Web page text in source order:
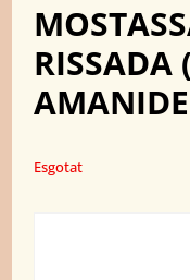
RISSADA
Esgotat